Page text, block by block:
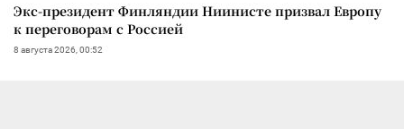
Экс-президент Финляндии Ниинисте призвал Европу
к переговорам с Россией
8 августа 2026, 00:52